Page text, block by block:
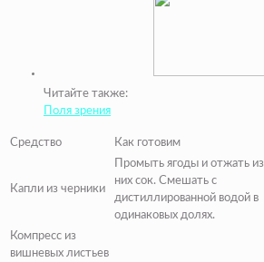
Читайте также:
Поля зрения
Средство Как готовим
Капли из черники
Промыть ягоды и отжать из
них сок. Смешать с
дистиллированной водой в
одинаковых долях.
Компресс из
вишневых листьев